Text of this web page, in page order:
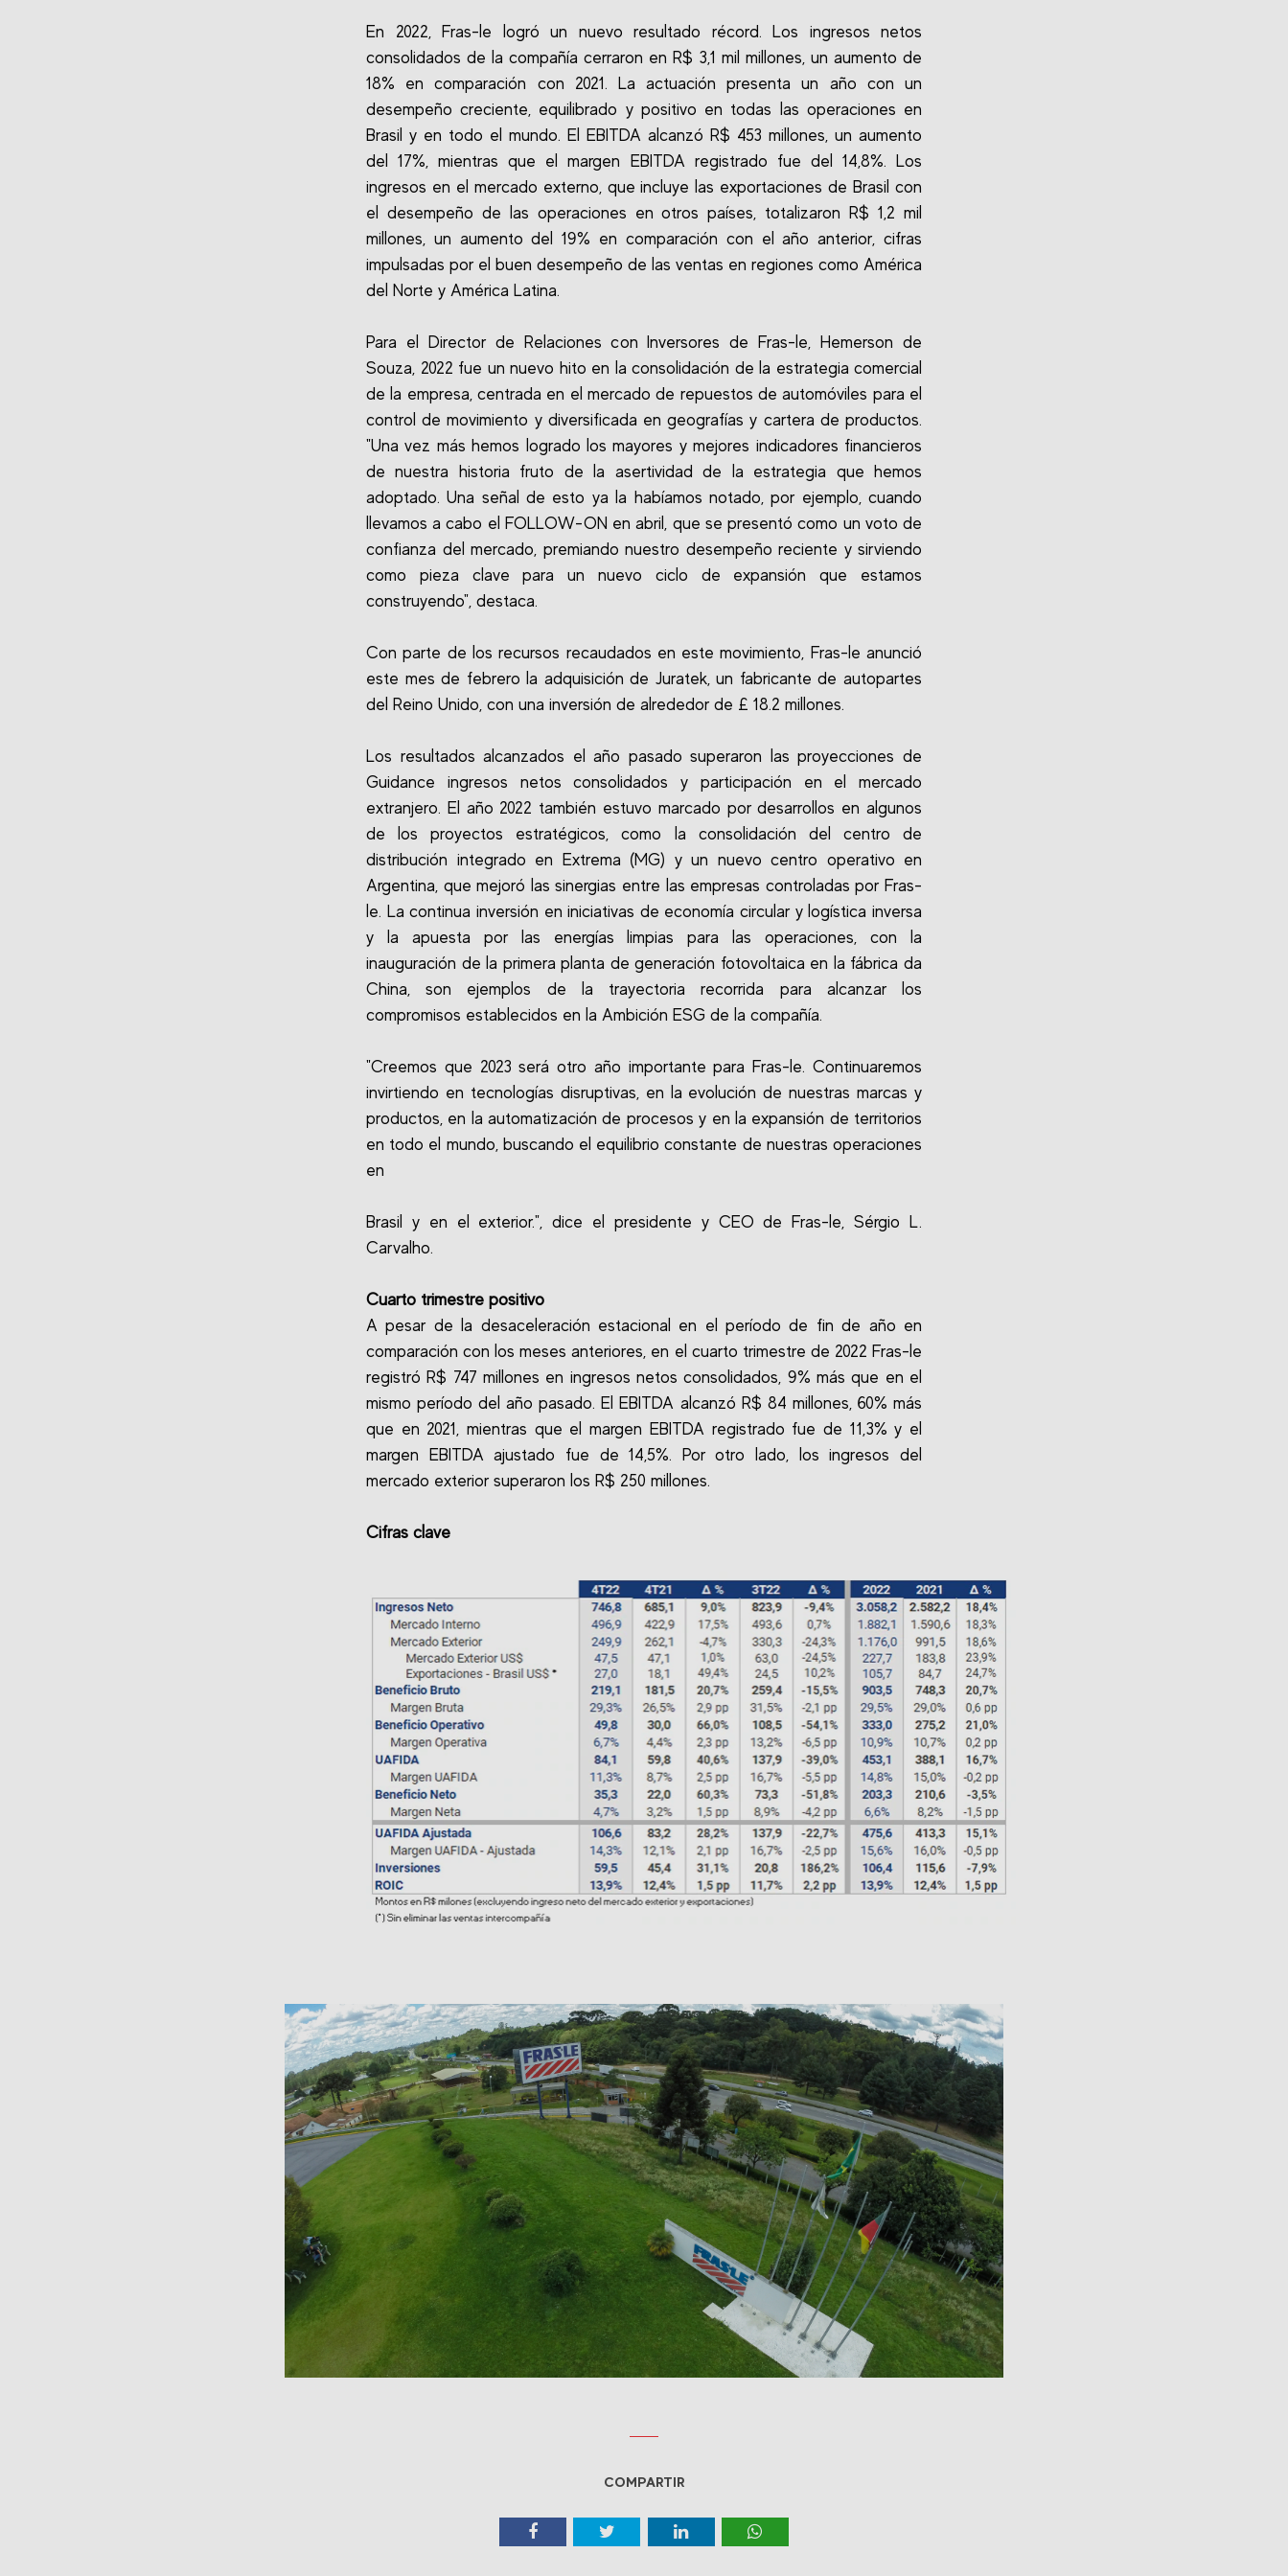
En 2022, Fras-le logró un nuevo resultado récord. Los ingresos netos
consolidados de la compañía cerraron en R$ 3,1 mil millones, un aumento de
18% en comparación con 2021. La actuación presenta un año con un
desempeño creciente, equilibrado y positivo en todas las operaciones en
Brasil y en todo el mundo. El EBITDA alcanzó R$ 453 millones, un aumento
del 17%, mientras que el margen EBITDA registrado fue del 14,8%. Los
ingresos en el mercado externo, que incluye las exportaciones de Brasil con
el desempeño de las operaciones en otros países, totalizaron R$ 1,2 mil
millones, un aumento del 19% en comparación con el año anterior, cifras
impulsadas por el buen desempeño de las ventas en regiones como América
del Norte y América Latina.
Para el Director de Relaciones con Inversores de Fras-le, Hemerson de
Souza, 2022 fue un nuevo hito en la consolidación de la estrategia comercial
de la empresa, centrada en el mercado de repuestos de automóviles para el
control de movimiento y diversificada en geografías y cartera de productos.
"Una vez más hemos logrado los mayores y mejores indicadores financieros
de nuestra historia fruto de la asertividad de la estrategia que hemos
adoptado. Una señal de esto ya la habíamos notado, por ejemplo, cuando
llevamos a cabo el FOLLOW-ON en abril, que se presentó como un voto de
confianza del mercado, premiando nuestro desempeño reciente y sirviendo
como pieza clave para un nuevo ciclo de expansión que estamos
construyendo", destaca.
Con parte de los recursos recaudados en este movimiento, Fras-le anunció
este mes de febrero la adquisición de Juratek, un fabricante de autopartes
del Reino Unido, con una inversión de alrededor de £ 18.2 millones.
Los resultados alcanzados el año pasado superaron las proyecciones de
Guidance ingresos netos consolidados y participación en el mercado
extranjero. El año 2022 también estuvo marcado por desarrollos en algunos
de los proyectos estratégicos, como la consolidación del centro de
distribución integrado en Extrema (MG) y un nuevo centro operativo en
Argentina, que mejoró las sinergias entre las empresas controladas por Fras-
le. La continua inversión en iniciativas de economía circular y logística inversa
y la apuesta por las energías limpias para las operaciones, con la
inauguración de la primera planta de generación fotovoltaica en la fábrica da
China, son ejemplos de la trayectoria recorrida para alcanzar los
compromisos establecidos en la Ambición ESG de la compañía.
"Creemos que 2023 será otro año importante para Fras-le. Continuaremos
invirtiendo en tecnologías disruptivas, en la evolución de nuestras marcas y
productos, en la automatización de procesos y en la expansión de territorios
en todo el mundo, buscando el equilibrio constante de nuestras operaciones
en
Brasil y en el exterior.", dice el presidente y CEO de Fras-le, Sérgio L.
Carvalho.
Cuarto trimestre positivo
A pesar de la desaceleración estacional en el período de fin de año en
comparación con los meses anteriores, en el cuarto trimestre de 2022 Fras-le
registró R$ 747 millones en ingresos netos consolidados, 9% más que en el
mismo período del año pasado. El EBITDA alcanzó R$ 84 millones, 60% más
que en 2021, mientras que el margen EBITDA registrado fue de 11,3% y el
margen EBITDA ajustado fue de 14,5%. Por otro lado, los ingresos del
mercado exterior superaron los R$ 250 millones.
Cifras clave
COMPARTIR